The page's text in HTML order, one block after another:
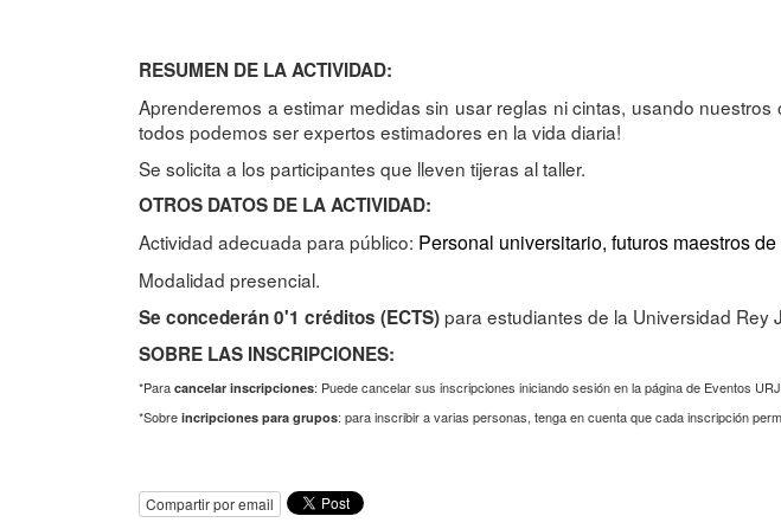
RESUMEN DE LA ACTIVIDAD:
Aprenderemos a estimar medidas sin usar reglas ni cintas, usando
todos podemos ser expertos estimadores en la vida diaria!
Se solicita a los participantes que lleven tijeras al taller.
OTROS DATOS DE LA ACTIVIDAD:
Actividad adecuada para público: Personal universitario, futuros maestros
Modalidad presencial.
Se concederán 0'1 créditos (ECTS)para estudiantes de la Universidad Rey
SOBRE LAS INSCRIPCIONES:
*Para cancelar inscripciones: Puede cancelar sus inscripciones iniciando sesión en la página de Eventos
*Sobre incripciones para grupos: para inscribir a varias personas, tenga en cuenta que cada inscripción
Compartir por email